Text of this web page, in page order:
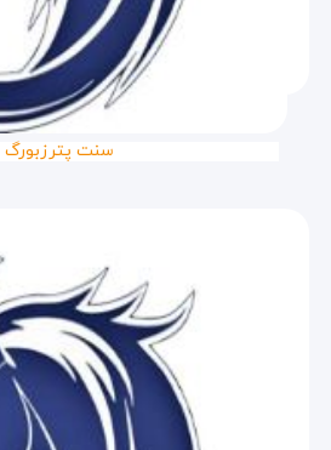
سنت پترزبورگ